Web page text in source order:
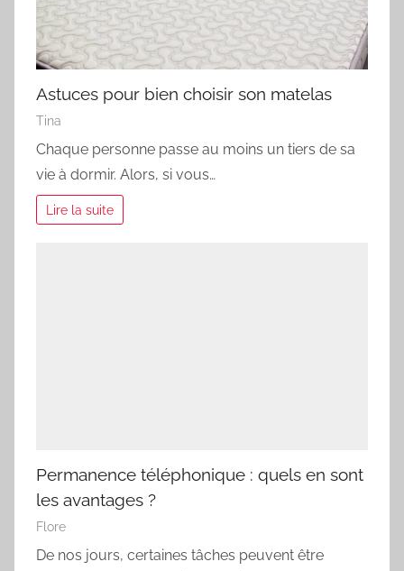
Astuces pour bien choisir son matelas
Tina
Chaque personne passe au moins un tiers de sa
vie à dormir. Alors, si vous…
Lire la suite
Permanence téléphonique : quels en sont
les avantages ?
Flore
De nos jours, certaines tâches peuvent être